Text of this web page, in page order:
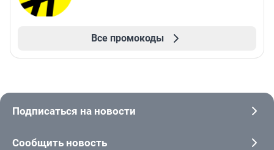
Все промокоды
Подписаться на новости
Сообщить новость